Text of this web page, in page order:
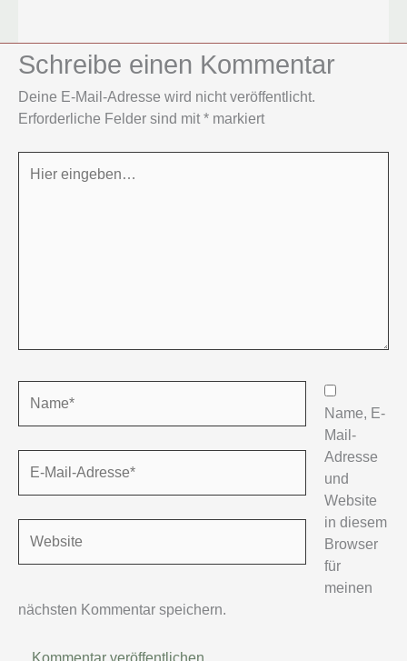
Schreibe einen Kommentar
Deine E-Mail-Adresse wird nicht veröffentlicht.
Erforderliche Felder sind mit * markiert
eingeben…
Mail-
Name, E-
Mail-
Adresse
und
Website
in diesem
Browser
für
meinen
nächsten Kommentar speichern.